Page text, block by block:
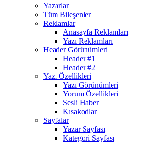
Yazarlar
Tüm Bileşenler
Reklamlar
Anasayfa Reklamları
Yazı Reklamları
Header Görünümleri
Header #1
Header #2
Yazı Özellikleri
Yazı Görünümleri
Yorum Özellikleri
Sesli Haber
Kısakodlar
Sayfalar
Yazar Sayfası
Kategori Sayfası